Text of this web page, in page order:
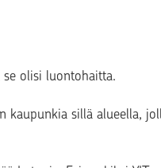
olisi luontohaitta.
kaupunkia sillä alueella,